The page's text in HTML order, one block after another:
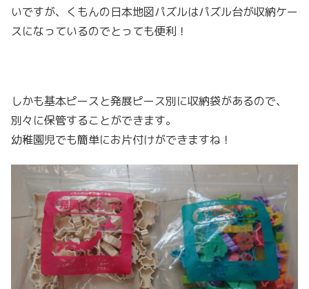
いですが、くもんの日本地図パズルはパズル台が収納ケー
スになっているのでとっても便利！
しかも基本ピースと発展ピース別に収納袋があるので、
別々に保管することができます。
幼稚園児でも簡単にお片付けができますね！